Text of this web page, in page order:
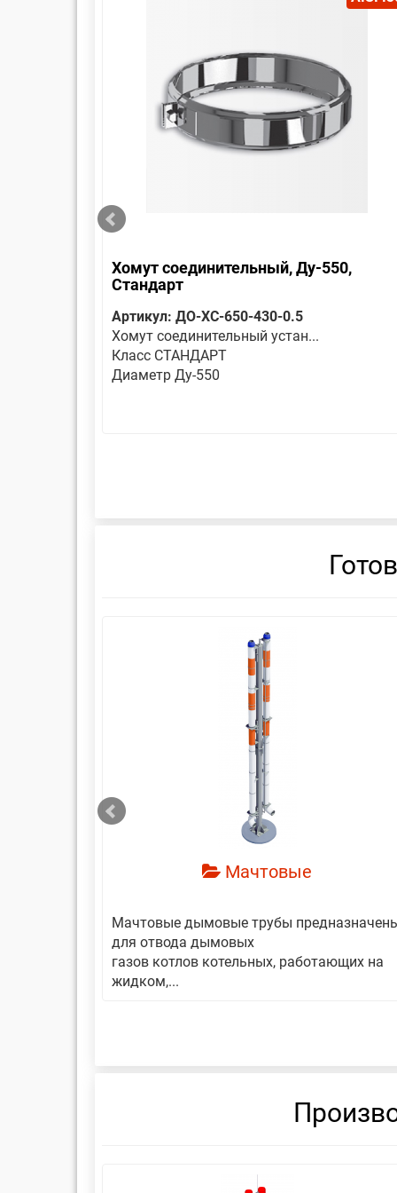
Хомут соединительный, Ду-550,
Стандарт
Артикул: ДО-ХС-650-430-0.5
Хомут соединительный устан...
Класс СТАНДАРТ
Диаметр Ду-550
Мачтовые
Мачтовые дымовые трубы
для отвода дымовых
газов котлов котельных, работающих на
жидком,...